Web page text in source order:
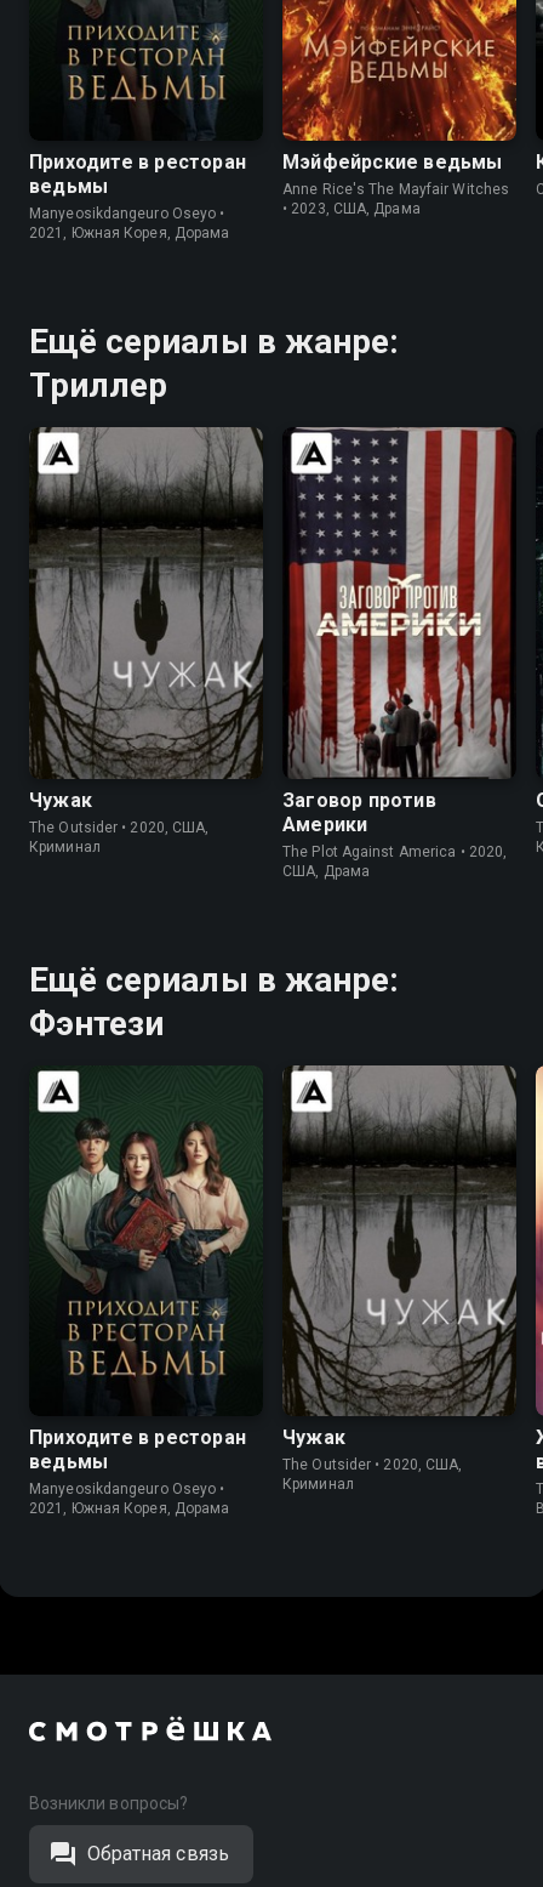
7.8 7.3
Приходите в ресторан
ведьмы
Manyeosikdangeuro Oseyo •
2021, Южная Корея, Дорама
7.2 6.2
Мэйфейрские ведьмы
Anne Rice's The Mayfair Witches
• 2023, США, Драма
Ещё сериалы в жанре:
Триллер
7.2 7.6
Чужак
The Outsider • 2020, США,
Криминал
6.7 7.3
Заговор против
Америки
The Plot Against America • 2020,
США, Драма
Ещё сериалы в жанре:
Фэнтези
7.8 7.3
Приходите в ресторан
ведьмы
Manyeosikdangeuro Oseyo •
2021, Южная Корея, Дорама
7.2 7.6
Чужак
The Outsider • 2020, США,
Криминал
Возникли вопросы?
Обратная связь